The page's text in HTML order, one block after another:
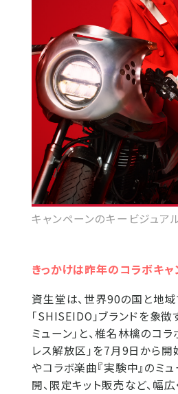
キャンペーンのキービジュア
きっかけは昨年のコラボキャ
資生堂は、世界90の国と地
「SHISEIDO」ブランドを象
ミューン」と、椎名林檎のコラ
レス解放区」を7月9日から開
やコラボ楽曲『実験中』のミ
開、限定キット販売など、幅広